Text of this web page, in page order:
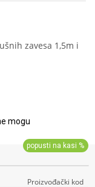
zavesa 1,5m i